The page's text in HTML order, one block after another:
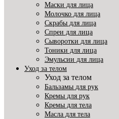
Маски для лица
Молочко для лица
Скрабы для лица
Спреи для лица
Сыворотки для лица
Тоники для лица
Эмульсии для лица
Уход за телом
Уход за телом
Бальзамы для рук
Кремы для рук
Кремы для тела
Масла для тела